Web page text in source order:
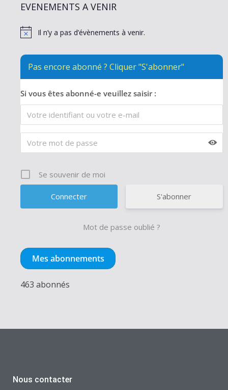
EVENEMENTS A VENIR
N
t
Il n’y a pas d’évènements à venir.
Pas encore abonné ? Cliquer "S'abonner"
Si vous êtes abonné-e veuillez saisir :
Se souvenir de moi
S'abonner
Mot de passe oublié ?
Mes abonnements
463 abonnés
Nous contacter